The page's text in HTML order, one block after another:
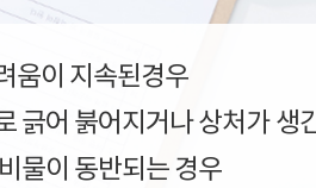
움이 지속된경우
긁어 붉어지거나 상처가 생
물이 동반되는 경우